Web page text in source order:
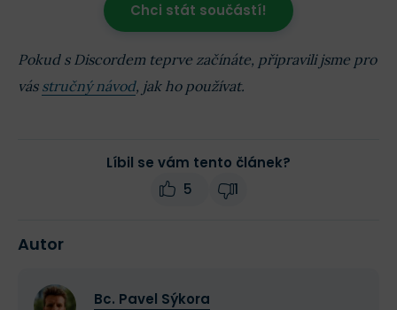
Chci stát součástí!
Pokud s Discordem teprve začínáte, připravili jsme pro
vás stručný návod, jak ho používat.
Líbil se vám tento článek?
5
1
Autor
Bc. Pavel Sýkora